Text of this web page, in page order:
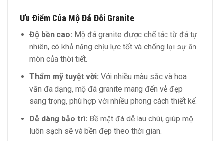
Ưu Điểm Của Mộ Đá Đôi Granite
Độ bền cao: Mộ đá granite được chế tác từ đá tự
nhiên, có khả năng chịu lực tốt và chống lại sự ăn
mòn của thời tiết.
Thẩm mỹ tuyệt vời: Với nhiều màu sắc và hoa
văn đa dạng, mộ đá granite mang đến vẻ đẹp
sang trọng, phù hợp với nhiều phong cách thiết kế.
Dễ dàng bảo trì: Bề mặt đá dễ lau chùi, giúp mộ
luôn sạch sẽ và bền đẹp theo thời gian.